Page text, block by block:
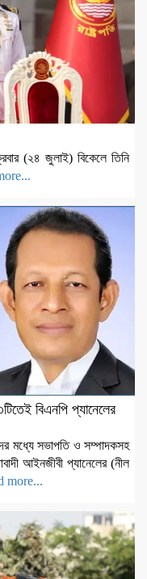
(২৪ জুলাই) বিকেলে তিনি
বিএনপি প্যানেলের
মধ্যে সভাপতি ও সম্পাদকসহ
আইনজীবী প্যানেলের (নীল
more...